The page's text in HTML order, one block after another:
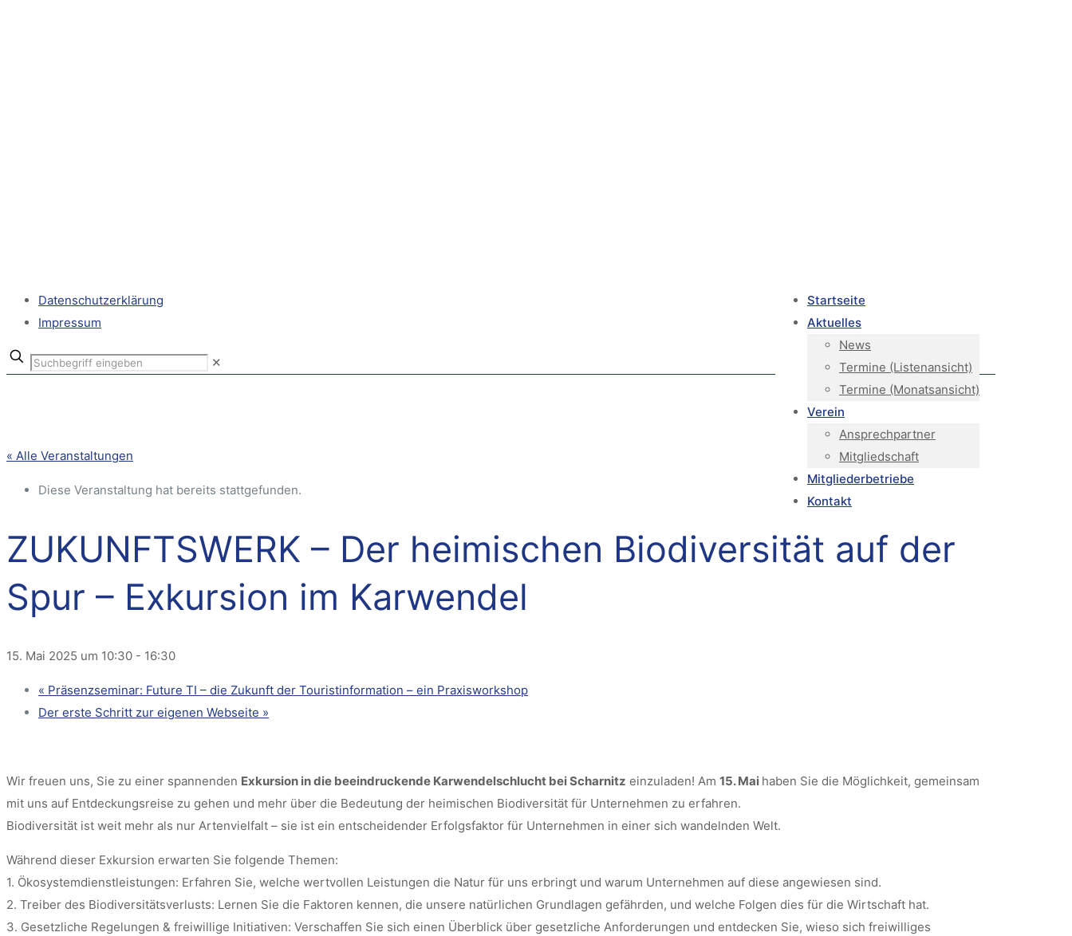
Startseite
Aktuelles
News
Termine (Listenansicht)
Termine (Monatsansicht)
Verein
Ansprechpartner
Mitgliedschaft
Mitgliederbetriebe
Kontakt
Datenschutzerklärung
Impressum
✕
« Alle Veranstaltungen
Diese Veranstaltung hat bereits stattgefunden.
ZUKUNFTSWERK – Der heimischen Biodiversität auf der
Spur – Exkursion im Karwendel
15. Mai 2025 um 10:30 - 16:30
« Präsenzseminar: Future TI – die Zukunft der Touristinformation – ein Praxisworkshop
Der erste Schritt zur eigenen Webseite »
Wir freuen uns, Sie zu einer spannenden Exkursion in die beeindruckende Karwendelschlucht bei Scharnitz einzuladen! Am 15. Mai haben Sie die Möglichkeit, gemeinsam
mit uns auf Entdeckungsreise zu gehen und mehr über die Bedeutung der heimischen Biodiversität für Unternehmen zu erfahren.
Biodiversität ist weit mehr als nur Artenvielfalt – sie ist ein entscheidender Erfolgsfaktor für Unternehmen in einer sich wandelnden Welt.
Während dieser Exkursion erwarten Sie folgende Themen:
1. Ökosystemdienstleistungen: Erfahren Sie, welche wertvollen Leistungen die Natur für uns erbringt und warum Unternehmen auf diese angewiesen sind.
2. Treiber des Biodiversitätsverlusts: Lernen Sie die Faktoren kennen, die unsere natürlichen Grundlagen gefährden, und welche Folgen dies für die Wirtschaft hat.
3. Gesetzliche Regelungen & freiwillige Initiativen: Verschaffen Sie sich einen Überblick über gesetzliche Anforderungen und entdecken Sie, wieso sich freiwilliges